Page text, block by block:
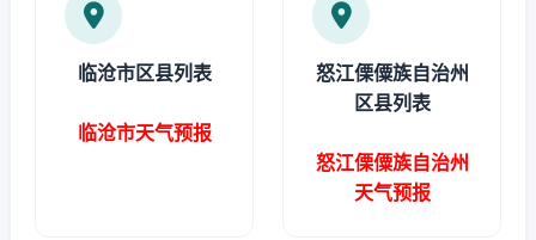
临沧市区县列表
临沧市天气预报
怒江傈僳族自治州
区县列表
怒江傈僳族自治州
天气预报